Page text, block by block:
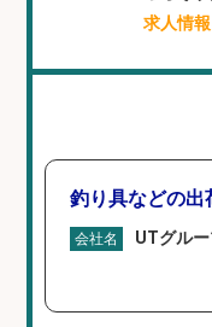
求人情
釣り具などの
会社名 UTグル